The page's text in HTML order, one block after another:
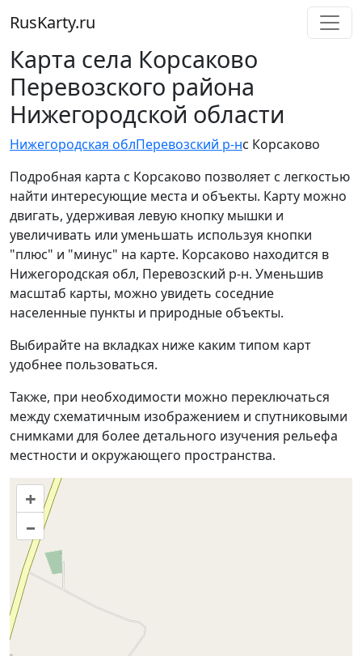
RusKarty.ru
Карта села Корсаково
Перевозского района
Нижегородской области
Нижегородская облПеревозский р-нс Корсаково
Подробная карта с Корсаково позволяет с легкостью
найти интересующие места и объекты. Карту можно
двигать, удерживая левую кнопку мышки и
увеличивать или уменьшать используя кнопки
"плюс" и "минус" на карте. Корсаково находится в
Нижегородская обл, Перевозский р-н. Уменьшив
масштаб карты, можно увидеть соседние
населенные пункты и природные объекты.
Выбирайте на вкладках ниже каким типом карт
удобнее пользоваться.
Также, при необходимости можно переключаться
между схематичным изображением и спутниковыми
снимками для более детального изучения рельефа
местности и окружающего пространства.
+
–